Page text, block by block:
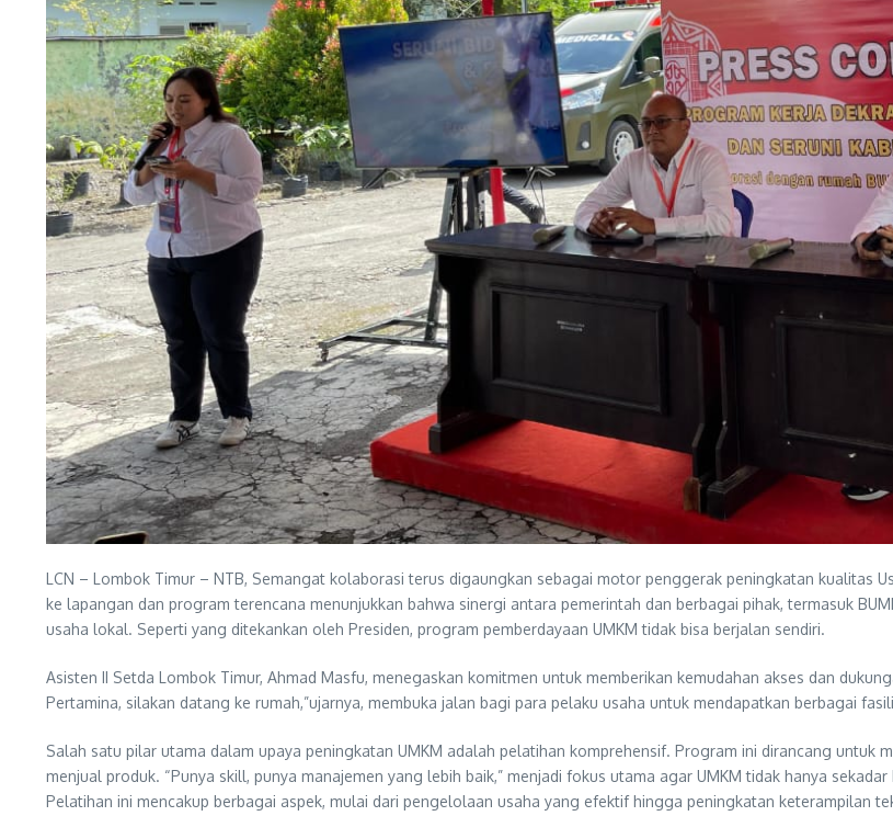
LCN – Lombok Timur – NTB, Semangat kolaborasi terus digaungkan sebagai motor penggerak peningkatan kualitas
ke lapangan dan program terencana menunjukkan bahwa sinergi antara pemerintah dan berbagai pihak, termasuk
usaha lokal. Seperti yang ditekankan oleh Presiden, program pemberdayaan UMKM tidak bisa berjalan sendiri.
Asisten II Setda Lombok Timur, Ahmad Masfu, menegaskan komitmen untuk memberikan kemudahan akses dan
Pertamina, silakan datang ke rumah,”ujarnya, membuka jalan bagi para pelaku usaha untuk mendapatkan berbagai
Salah satu pilar utama dalam upaya peningkatan UMKM adalah pelatihan komprehensif. Program ini dirancang untuk
menjual produk. “Punya skill, punya manajemen yang lebih baik,” menjadi fokus utama agar UMKM tidak hanya
Pelatihan ini mencakup berbagai aspek, mulai dari pengelolaan usaha yang efektif hingga peningkatan keterampilan